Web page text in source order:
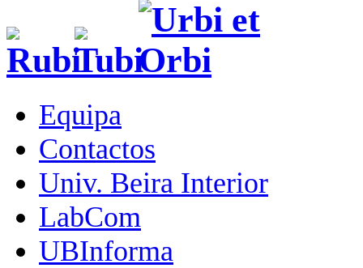
Equipa
Contactos
Univ. Beira Interior
LabCom
UBInforma